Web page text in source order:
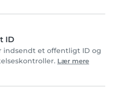
ID
indsendt et offentligt ID og
Lær mere